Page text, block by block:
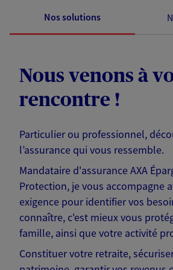
Nos solutions
Nous venons à
rencontre !
Particulier ou professionnel,
l’assurance qui vous ressemble.
Mandataire d'assurance AXA
Protection, je vous accompagne
exigence pour identifier vos
connaître, c'est mieux vous
famille, ainsi que votre activité
Constituer votre retraite,